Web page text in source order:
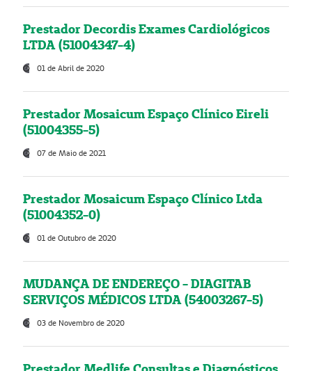
Prestador Decordis Exames Cardiológicos
LTDA (51004347-4)
01 de Abril de 2020
Prestador Mosaicum Espaço Clínico Eireli
(51004355-5)
07 de Maio de 2021
Prestador Mosaicum Espaço Clínico Ltda
(51004352-0)
01 de Outubro de 2020
MUDANÇA DE ENDEREÇO - DIAGITAB
SERVIÇOS MÉDICOS LTDA (54003267-5)
03 de Novembro de 2020